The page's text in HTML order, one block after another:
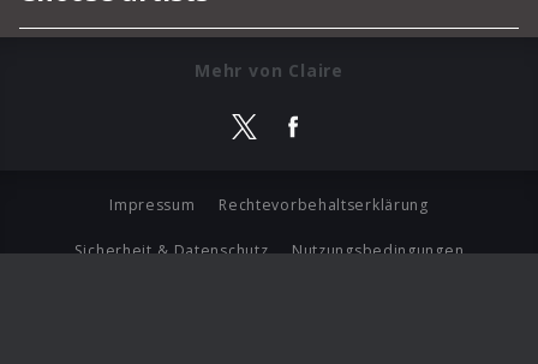
Mehr von Claire
Impressum Rechtevorbehaltserklärung
Sicherheit & Datenschutz Nutzungsbedingungen